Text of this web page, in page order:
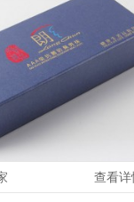
装盒生产厂家
查看详